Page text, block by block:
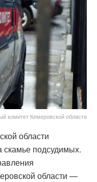
комитет Кемеровской области
области
подсудимых.
области —